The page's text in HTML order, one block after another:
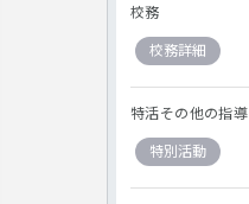
校務
校務詳細
特活その他の指導
特別活動